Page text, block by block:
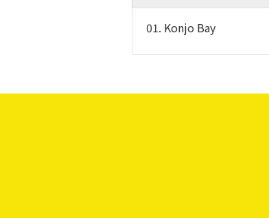
01. Konjo Bay